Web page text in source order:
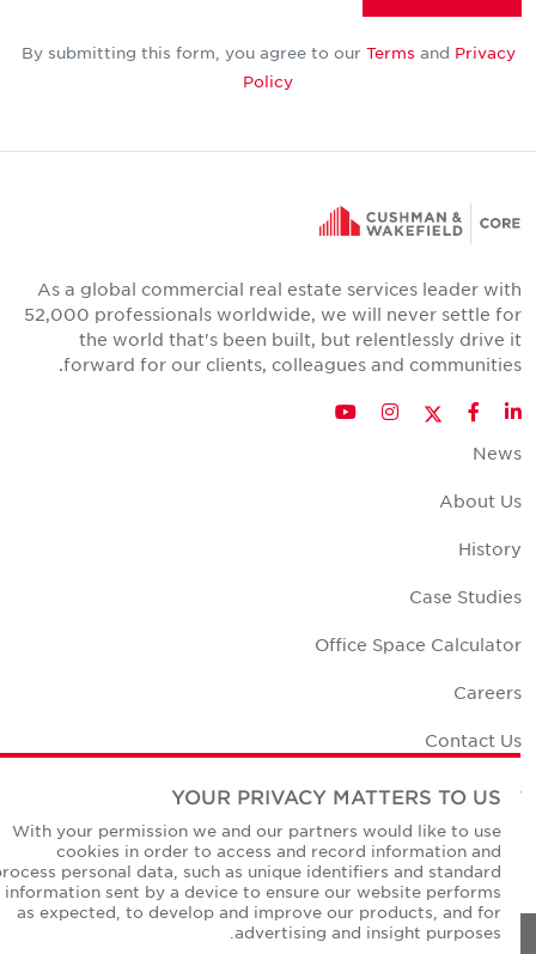
By submitting this form, you agree to ourTermsandPrivacy
Policy
As a global commercial real estate services leader with
52,000 professionals worldwide, we will never settle for
the world that's been built, but relentlessly drive it
forward for our clients, colleagues and communities.
LinkedIn
Facebook
Twitter
Instagram
YouTube
News
About Us
History
Case Studies
Office Space Calculator
Careers
Contact Us
Office Locations
Corporate Social Responsibility
YOUR PRIVACY MATTERS TO US
With your permission we and our partners would like to use
cookies in order to access and record information and
process personal data, such as unique identifiers and standard
information sent by a device to ensure our website performs
as expected, to develop and improve our products, and for
advertising and insight purposes.